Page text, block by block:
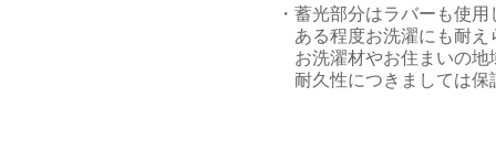
・蓄光部分はラバーも使
ある程度お洗濯にも耐え
お洗濯材やお住まいの地
耐久性につきましては保